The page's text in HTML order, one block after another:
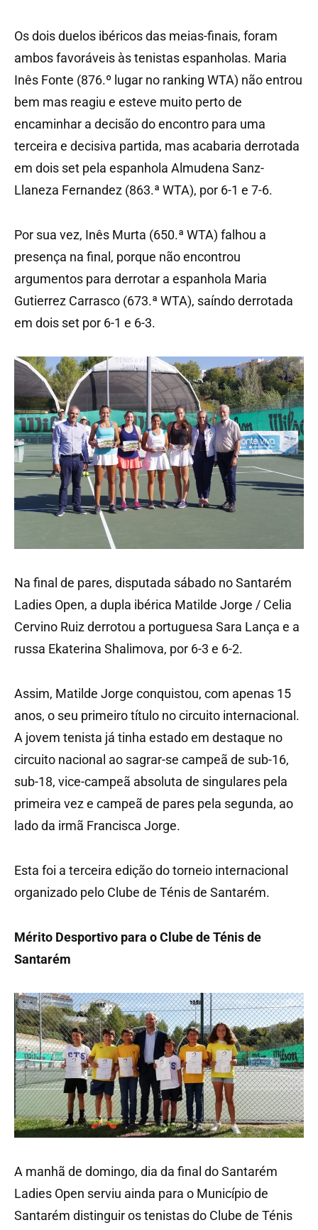
Os dois duelos ibéricos das meias-finais, foram
ambos favoráveis às tenistas espanholas. Maria
Inês Fonte (876.º lugar no ranking WTA) não entrou
bem mas reagiu e esteve muito perto de
encaminhar a decisão do encontro para uma
terceira e decisiva partida, mas acabaria derrotada
em dois set pela espanhola Almudena Sanz-
Llaneza Fernandez (863.ª WTA), por 6-1 e 7-6.
Por sua vez, Inês Murta (650.ª WTA) falhou a
presença na final, porque não encontrou
argumentos para derrotar a espanhola Maria
Gutierrez Carrasco (673.ª WTA), saíndo derrotada
em dois set por 6-1 e 6-3.
Na final de pares, disputada sábado no Santarém
Ladies Open, a dupla ibérica Matilde Jorge / Celia
Cervino Ruiz derrotou a portuguesa Sara Lança e a
russa Ekaterina Shalimova, por 6-3 e 6-2.
Assim, Matilde Jorge conquistou, com apenas 15
anos, o seu primeiro título no circuito internacional.
A jovem tenista já tinha estado em destaque no
circuito nacional ao sagrar-se campeã de sub-16,
sub-18, vice-campeã absoluta de singulares pela
primeira vez e campeã de pares pela segunda, ao
lado da irmã Francisca Jorge.
Esta foi a terceira edição do torneio internacional
organizado pelo Clube de Ténis de Santarém.
Mérito Desportivo para o Clube de Ténis de
Santarém
A manhã de domingo, dia da final do Santarém
Ladies Open serviu ainda para o Município de
Santarém distinguir os tenistas do Clube de Ténis